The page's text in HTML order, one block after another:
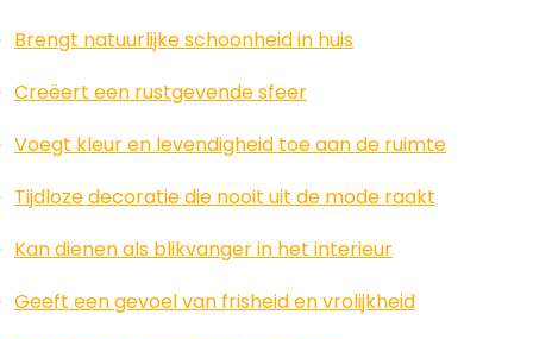
Brengt natuurlijke schoonheid in huis
Creëert een rustgevende sfeer
Voegt kleur en levendigheid toe aan de ruimte
Tijdloze decoratie die nooit uit de mode raakt
Kan dienen als blikvanger in het interieur
Geeft een gevoel van frisheid en vrolijkheid